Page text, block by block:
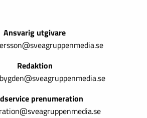
Ansvarig utgivare
Redaktion
prenumeration